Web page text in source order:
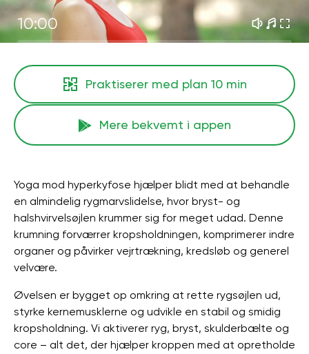
10:00
Praktiserer med plan 10 min
Mere bekvemt i appen
Yoga mod hyperkyfose hjælper blidt med at behandle
en almindelig rygmarvslidelse, hvor bryst- og
halshvirvelsøjlen krummer sig for meget udad. Denne
krumning forværrer kropsholdningen, komprimerer indre
organer og påvirker vejrtrækning, kredsløb og generel
velvære.
Øvelsen er bygget op omkring at rette rygsøjlen ud,
styrke kernemusklerne og udvikle en stabil og smidig
kropsholdning. Vi aktiverer ryg, bryst, skulderbælte og
core – alt det, der hjælper kroppen med at opretholde